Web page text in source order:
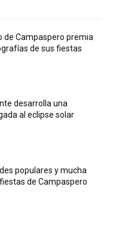
de Campaspero premia
de sus fiestas
desarrolla una
al eclipse solar
populares y mucha
de Campaspero